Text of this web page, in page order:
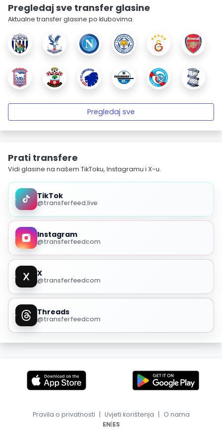
Pregledaj sve transfer glasine
Aktualne transfer glasine po klubovima.
Pregledaj sve
Prati transfere
Vidi glasine na našem TikToku, Instagramu i X-u.
TikTok
@transferfeed.live
Instagram
@transferfeedcom
X
@transferfeedcom
Threads
@transferfeedcom
Pravila o privatnosti | Uvjeti korištenja | O nama
EN|ES